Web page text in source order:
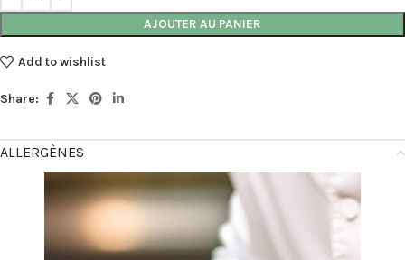
AJOUTER AU PANIER
Add to wishlist
Share:
ALLERGÈNES